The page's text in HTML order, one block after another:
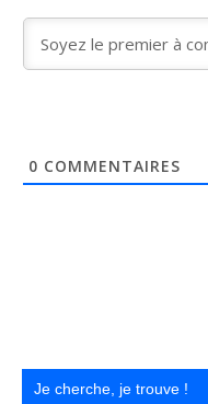
0 COMMENTAIRES
Search
for: